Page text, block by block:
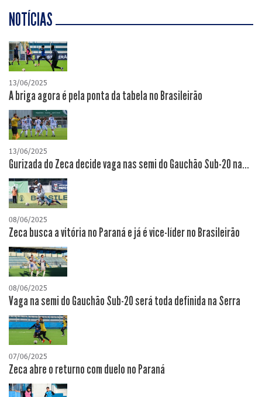
NOTÍCIAS
13/06/2025
A briga agora é pela ponta da tabela no Brasileirão
13/06/2025
Gurizada do Zeca decide vaga nas semi do Gauchão Sub-20 na...
08/06/2025
Zeca busca a vitória no Paraná e já é vice-líder no Brasileirão
08/06/2025
Vaga na semi do Gauchão Sub-20 será toda definida na Serra
07/06/2025
Zeca abre o returno com duelo no Paraná